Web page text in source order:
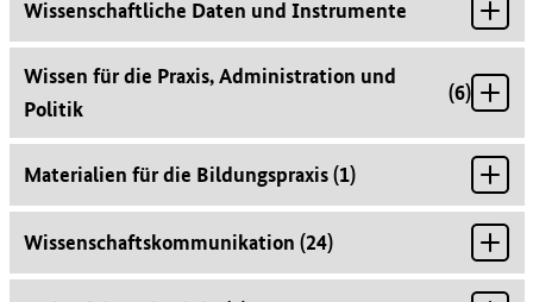
Wissenschaftliche Daten und Instrumente
Wissen für die Praxis, Administration und
Politik
(6)
Materialien für die Bildungspraxis(1)
Wissenschaftskommunikation (24)